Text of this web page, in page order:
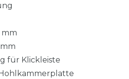
mm
für Klickleiste